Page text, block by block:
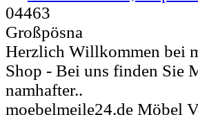
04463
Großpösna
Herzlich Willkommen bei
Shop - Bei uns finden Sie
namhafter..
moebelmeile24.de Möbel